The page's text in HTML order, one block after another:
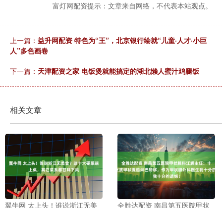
富灯网配资提示：文章来自网络，不代表本站观点。
上一篇： 益升网配资 特色为“王”，北京银行绘就“儿童·人才·小巨
人”多色画卷
下一篇： 天津配资之家 电饭煲就能搞定的湖北懒人蜜汁鸡腿饭
相关文章
翼牛网 太上头！谁说浙江无美
全胜达配资 南昌第五医院甲状